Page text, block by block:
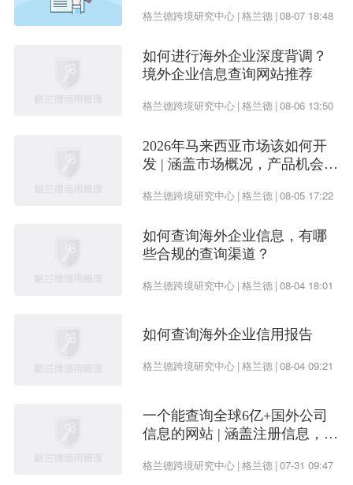
次看懂
格兰德跨境研究中心 | 格兰德 | 08-07 18:48
如何进行海外企业深度背调？
境外企业信息查询网站推荐
格兰德跨境研究中心 | 格兰德 | 08-06 13:50
2026年马来西亚市场该如何开
发 | 涵盖市场概况，产品机会及
格兰德跨境研究中心 | 格兰德 | 08-05 17:22
如何查询海外企业信息，有哪
些合规的查询渠道？
格兰德跨境研究中心 | 格兰德 | 08-04 18:01
如何查询海外企业信用报告
格兰德跨境研究中心 | 格兰德 | 08-04 09:21
一个能查询全球6亿+国外公司
信息的网站 | 涵盖注册信息，股
格兰德跨境研究中心 | 格兰德 | 07-31 09:47